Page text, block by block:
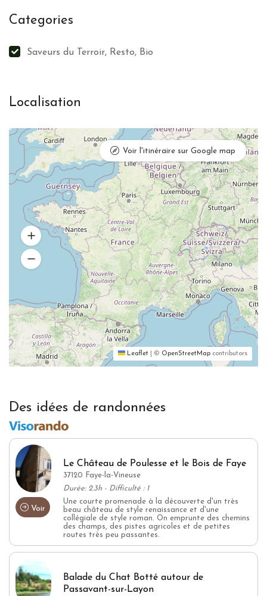
Categories
Saveurs du Terroir, Resto, Bio
Localisation
Leaflet © OpenStreetMap contributors
Voir l'itinéraire sur Google map
Des idées de randonnées
Voir
Le Château de Poulesse et le Bois de Faye
37120 Faye-la-Vineuse
Durée: 2.3h - Difficulté : 1
Une courte promenade à la découverte d'un très
beau château de style renaissance et d'une
collégiale de style roman. On emprunte des chemins
des champs, des pistes agricoles et de petites
routes très peu passantes.
Balade du Chat Botté autour de
Passavant-sur-Layon